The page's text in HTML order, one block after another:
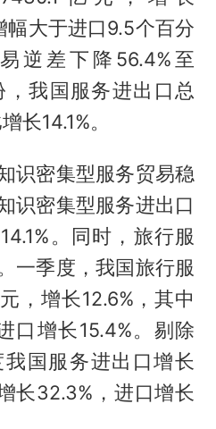
幅大于进口9.5个百分
逆差下降56.4%至
我国服务进出口总
长14.1%。
识密集型服务贸易稳
识密集型服务进出口
。同时，旅行服
一季度，我国旅行服
，增长12.6%，其中
口增长15.4%。剔除
国服务进出口增长
长32.3%，进口增长